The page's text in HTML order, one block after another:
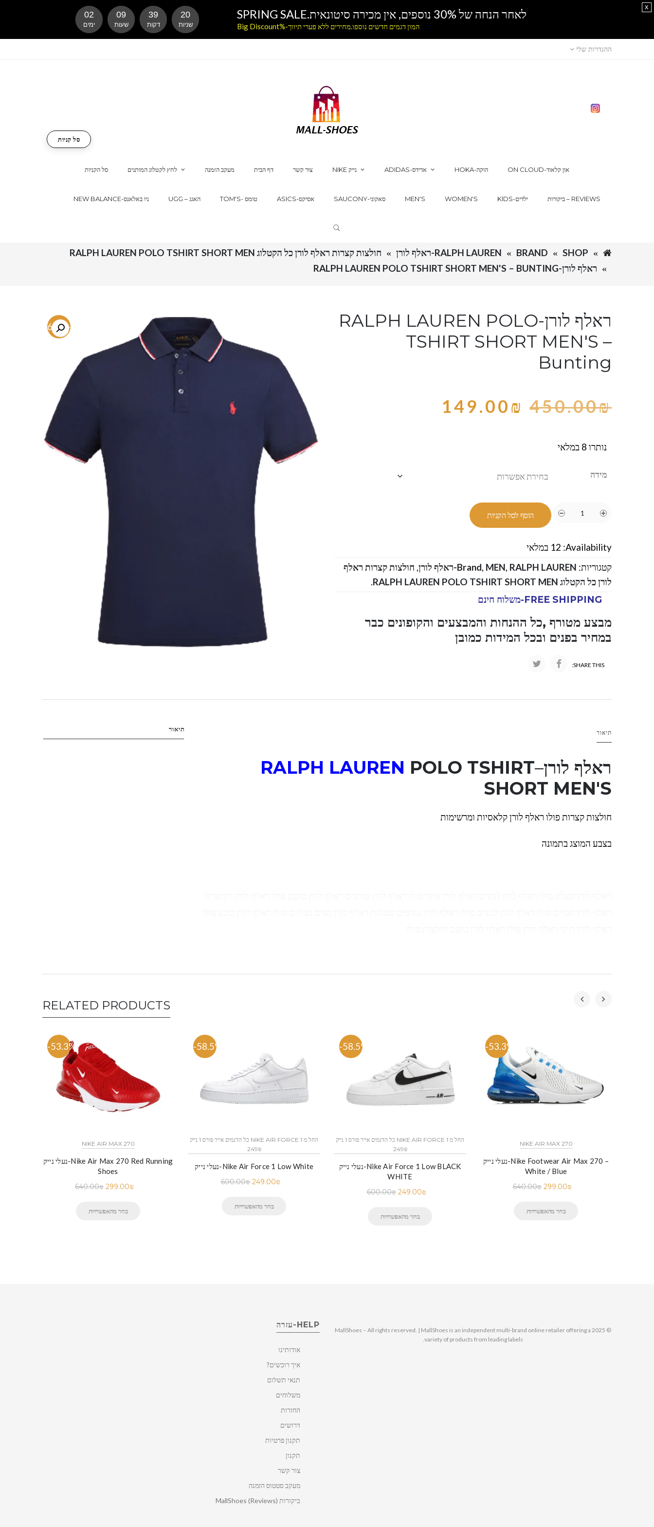
ההגדרות שלי
סל הקניות לחץ לקטלוג המותגים מעקב הזמנה דף הבית צור קשר NIKE נייק ADIDAS-אדידס HOKA-הוקה ON CLOUD-און קלאוד
NEW BALANCE-ניו באלאנס UGG – האגג TOM'S- טומס ASICS-אסיקס SAUCONY-סאקוני MEN'S WOMEN'S KIDS-ילדים ביקורות – REVIEWS
סל קניות
SHOP
BRAND RALPH LAUREN-ראלף לורן
חולצות קצרות ראלף לורן כל הקטלוג RALPH LAUREN POLO TSHIRT SHORT MEN
ראלף לורן-RALPH LAUREN POLO TSHIRT SHORT MEN'S – BUNTING
-66.9%
ראלף לורן-RALPH LAUREN POLO
TSHIRT SHORT MEN'S –
Bunting
450.00₪
149.00₪
נותרו 8 במלאי
מידה
הוסף לסל הקניות
Availability: 12 במלאי
קטגוריות:
Brand, MEN, RALPH LAUREN-ראלף לורן , חולצות קצרות ראלף
לורן כל הקטלוג RALPH LAUREN POLO TSHIRT SHORT MEN
.
FREE SHIPPING-משלוח חינם
מבצע מטורף ,כל ההנחות והמבצעים והקופונים כבר
במחיר בפנים ובכל המידות כמובן
SHARE THIS:
תיאור תיאור
ראלף לורן–
RALPH LAUREN POLO TSHIRT
SHORT MEN'S
חולצות קצרות פולו ראלף לורן קלאסיות ומרשימות
בצבע המוצג בתמונה
RELATED PRODUCTS
-53.3%
NIKE AIR MAX 270
נעלי נייק-Nike Air Max 270 Red Running
Shoes
640.00₪ 299.00₪
בחר מהאפשרויות
-58.5%
כל הדגמים אייר פורס 1 נייק NIKE AIR FORCE 1 החל מ
249₪
נעלי נייק-Nike Air Force 1 Low White
600.00₪ 249.00₪
בחר מהאפשרויות
-58.5%
כל הדגמים אייר פורס 1 נייק NIKE AIR FORCE 1 החל מ
249₪
נעלי נייק-Nike Air Force 1 Low BLACK
WHITE
600.00₪ 249.00₪
בחר מהאפשרויות
-53.3%
NIKE AIR MAX 270
נעלי נייק-Nike Footwear Air Max 270 –
White / Blue
640.00₪ 299.00₪
בחר מהאפשרויות
HELP-עזרה
אודותינו
איך רוכשים?
תנאי תשלום
משלוחים
החזרות
דרושים
תקנון פרטיות
תקנון
צור קשר
מעקב סטטוס הזמנה
ביקורות MallShoes (Reviews)
© 2025 MallShoes – All rights reserved. | MallShoes is an independent multi-brand online retailer offering a
variety of products from leading labels.
לאחר הנחה של 30% נוספים, אין מכירה סיטונאית.SPRING SALE
המון דגמים חדשים נוספו.מחירים ללא פערי תיווך-%Big Discount
02
ימים
09
שעות
39
דקות
20
שניות
x